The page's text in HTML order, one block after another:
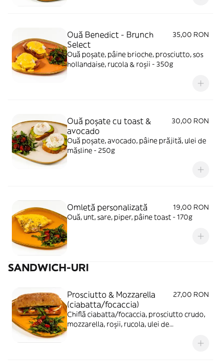
Ouă Benedict - Brunch
Select
35,00 RON
Ouă poșate, pâine brioche, prosciutto, sos
hollandaise, rucola & roșii - 350g
Ouă poșate cu toast &
avocado
30,00 RON
Ouă poșate, avocado, pâine prăjită, ulei de
măsline - 250g
Omletă personalizată
19,00 RON
Ouă, unt, sare, piper, pâine toast - 170g
SANDWICH-URI
Prosciutto & Mozzarella
(ciabatta/focaccia)
27,00 RON
Chiflă ciabatta/focaccia, prosciutto crudo,
mozzarella, roșii, rucola, ulei de